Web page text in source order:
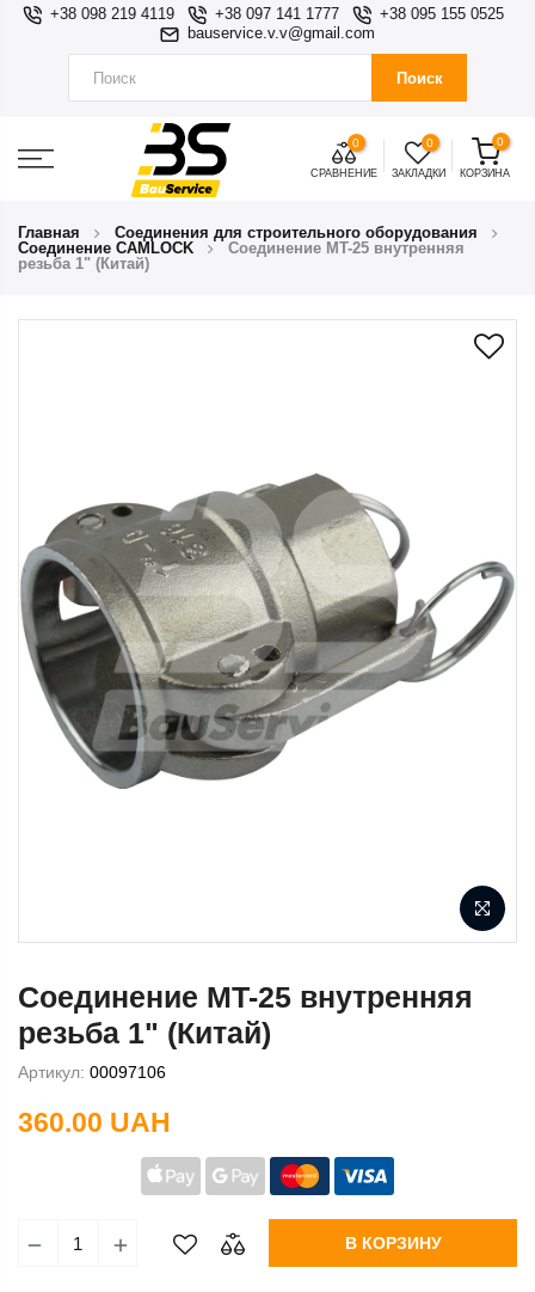
+38 098 219 4119 +38 097 141 1777
+38 095 155 0525
bauservice.v.v@gmail.com
Поиск
0
СРАВНЕНИЕ
0
ЗАКЛАДКИ
0
КОРЗИНА
Главная
Соединения для строительного оборудования
Соединение CAMLOCK
Соединение MT-25 внутренняя
резьба 1" (Китай)
Соединение MT-25 внутренняя
резьба 1" (Китай)
Артикул: 00097106
360.00 UAH
В КОРЗИНУ